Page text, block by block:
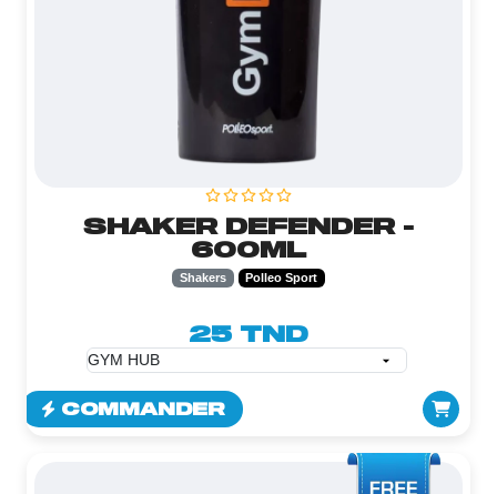
SHAKER DEFENDER -
600ML
Shakers Polleo Sport
25 TND
COMMANDER